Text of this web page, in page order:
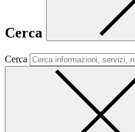
Cerca
Cerca